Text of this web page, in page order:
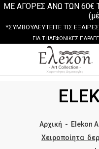
ΜΕ ΑΓΟΡΕΣ ΑΝΩ ΤΩΝ 60€
*ΣΥΜΒΟΥΛΕΥΤΕΙΤΕ ΤΙΣ
ΓΙΑ ΤΗΛΕΦΩΝΙΚΕΣ
Αρχική - Elekon
Χειροποίητα